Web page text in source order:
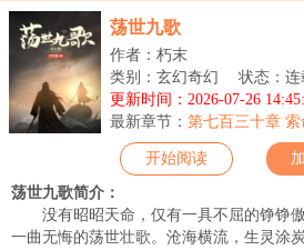
荡世九歌
作者：朽末
类别：玄幻奇幻
状态：连
更新时间：2026-07-26
最新章节： 第七百三十章 索
开始阅读
荡世九歌简介：
没有昭昭天命，仅有一具不屈的铮铮
一曲无悔的荡世壮歌。沧海横流，生灵涂